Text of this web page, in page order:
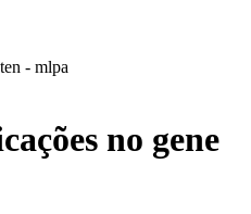
- mlpa
no gene